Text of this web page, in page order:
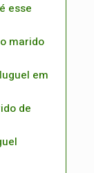
esse
marido
em
de